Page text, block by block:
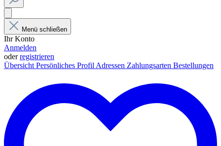
Menü schließen
Ihr Konto
Anmelden
oderregistrieren
Übersicht Persönliches Profil Adressen Zahlungsarten Bestellungen